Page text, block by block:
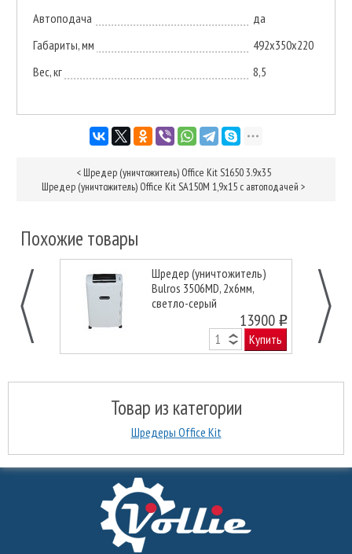
Автоподача
да
Габариты, мм
492x350x220
Вес, кг
8,5
< Шредер (уничтожитель) Office Kit S1650 3.9x35
Шредер (уничтожитель) Office Kit SA150M 1,9х15 с автоподачей >
Похожие товары
Шредер (уничтожитель)
Bulros 3506MD, 2x6мм,
светло-серый
13900 o
Купить
Товар из категории
Шредеры Office Kit